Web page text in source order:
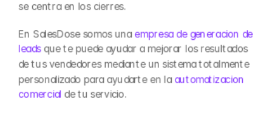
se centra en los cierres.
En SalesDose somos una empresa de generacion de
leads que te puede ayudar a mejorar los resultados
de tus vendedores mediante un sistema totalmente
personalizado para ayudarte en la automatizacion
comercial de tu servicio.